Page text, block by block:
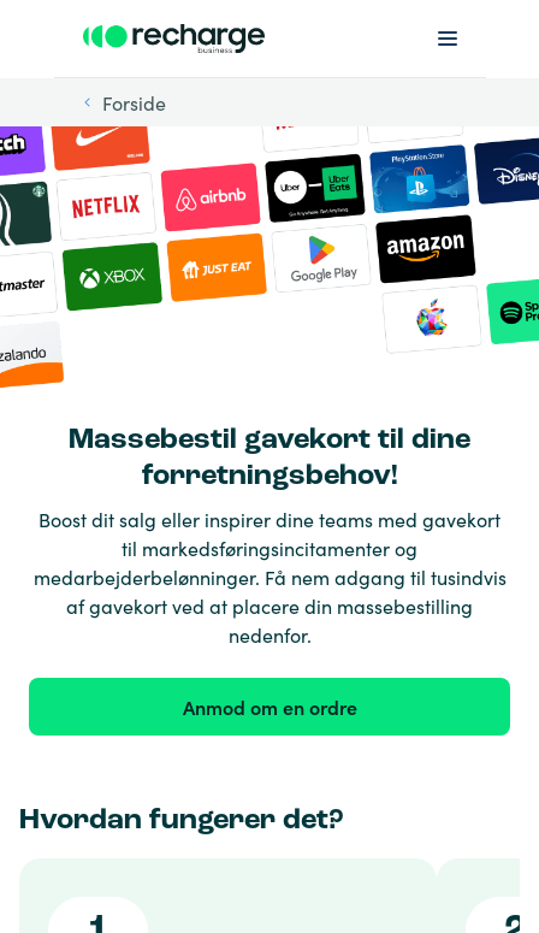
Forside
Massebestil gavekort til dine
forretningsbehov!
Boost dit salg eller inspirer dine teams med gavekort
til markedsføringsincitamenter og
medarbejderbelønninger. Få nem adgang til tusindvis
af gavekort ved at placere din massebestilling
nedenfor.
Anmod om en ordre
Hvordan fungerer det?